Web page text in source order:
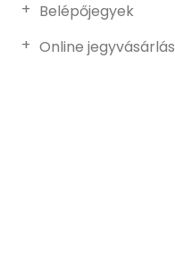
Belépőjegyek
Online jegyvásárlás